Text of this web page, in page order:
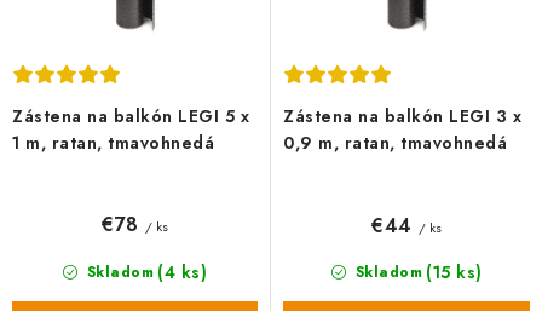
o
v
Zástena na balkón LEGI 5 x
1 m, ratan, tmavohnedá
Skladom (4 ks)
€78 / ks
Zástena na balkón LEGI 3 x
0,9 m, ratan, tmavohnedá
Skladom (15 ks)
€44 / ks